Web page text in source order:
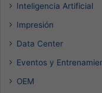
Inteligencia Artificial
Impresión
Data Center
Eventos y
OEM